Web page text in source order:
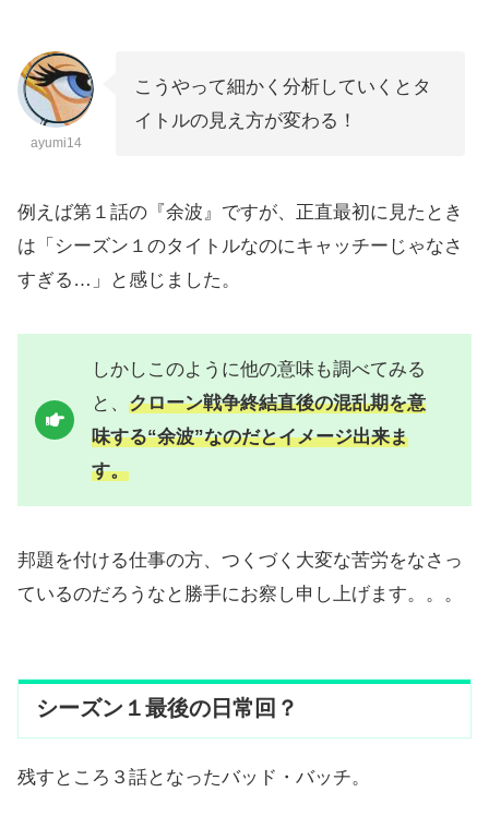
ayumi14
こうやって細かく分析していくとタ
イトルの見え方が変わる！
例えば第１話の『余波』ですが、正直最初に見たとき
は「シーズン１のタイトルなのにキャッチーじゃなさ
すぎる…」と感じました。
しかしこのように他の意味も調べてみる
と、 クローン戦争終結直後の混乱期を意
味する“余波”なのだとイメージ出来ま
す。
邦題を付ける仕事の方、つくづく大変な苦労をなさっ
ているのだろうなと勝手にお察し申し上げます。。。
シーズン１最後の日常回？
残すところ３話となったバッド・バッチ。